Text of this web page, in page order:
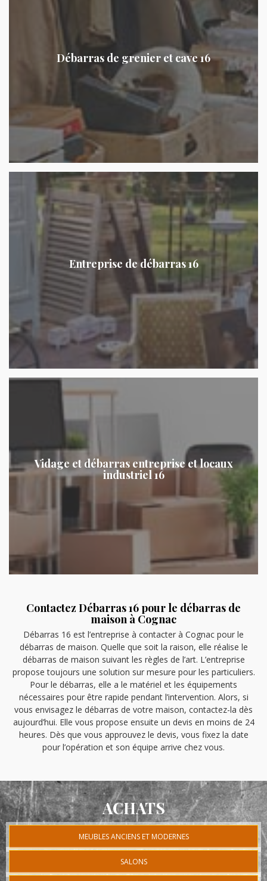
Débarras de grenier et cave 16
Entreprise de débarras 16
Vidage et débarras entreprise et locaux
industriel 16
Contactez Débarras 16 pour le débarras de
maison à Cognac
Débarras 16 est l’entreprise à contacter à Cognac pour le
débarras de maison. Quelle que soit la raison, elle réalise le
débarras de maison suivant les règles de l’art. L’entreprise
propose toujours une solution sur mesure pour les particuliers.
Pour le débarras, elle a le matériel et les équipements
nécessaires pour être rapide pendant l’intervention. Alors, si
vous envisagez le débarras de votre maison, contactez-la dès
aujourd’hui. Elle vous propose ensuite un devis en moins de 24
heures. Dès que vous approuvez le devis, vous fixez la date
pour l’opération et son équipe arrive chez vous.
ACHATS
MEUBLES ANCIENS ET MODERNES
SALONS